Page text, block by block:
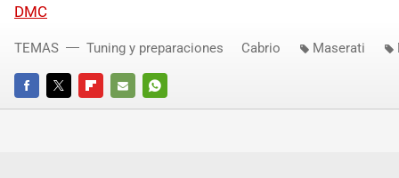
DMC
FACEBOOKTWITTERFLIPBOARD
E-
WHATSAPP
TEMAS Tuning y preparaciones Cabrio Maserati